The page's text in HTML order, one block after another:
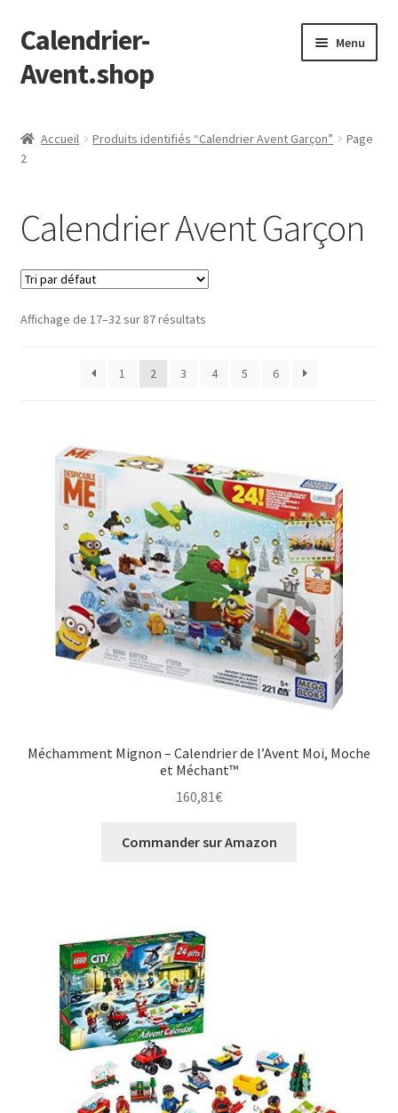
Aller
à
la
Aller
au
contenu
Calendrier-
Avent.shop
Menu
Boutique
Accueil Produits identifiés “Calendrier Avent Garçon”
Page
2
Calendrier Avent Garçon
Affichage de 17–32 sur 87 résultats
1 2 3 4 5 6
Méchamment Mignon – Calendrier de l’Avent Moi, Moche
et Méchant™
160,81€
Commander sur Amazon